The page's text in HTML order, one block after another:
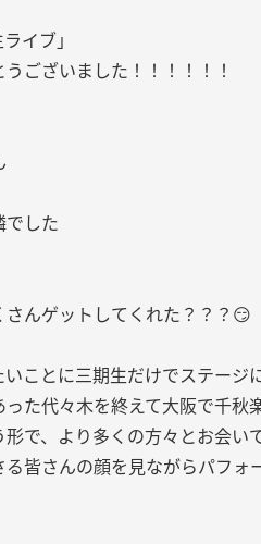
イブ｣
ございました！！！！！！
でした
さんゲットしてくれた？？？😏
いことに三期生だけでステージ
た代々木を終えて大阪で千秋
で、より多くの方々とお会い
る皆さんの顔を見ながらパフォ